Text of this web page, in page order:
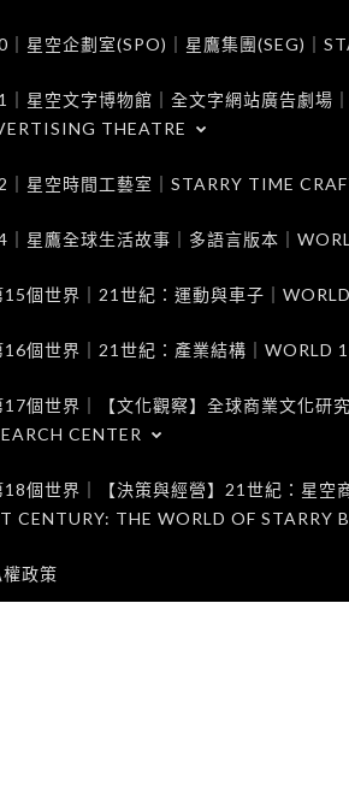
｜星空企劃室(SPO)｜星鷹集團(SEG)｜
｜星空文字博物館｜全文字網站廣告劇場
THEATRE
｜星空時間工藝室｜STARRY TIME
｜星鷹全球生活故事｜多語言版本｜
15個世界｜21世紀：運動與車子｜
16個世界｜21世紀：產業結構｜WORLD
17個世界｜【文化觀察】全球商業文化研
CENTER
18個世界｜【決策與經營】21世紀：星
CENTURY: THE WORLD OF STARRY
權政策